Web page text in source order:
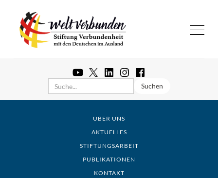
ÜBER UNS
AKTUELLES
STIFTUNGSARBEIT
PUBLIKATIONEN
KONTAKT